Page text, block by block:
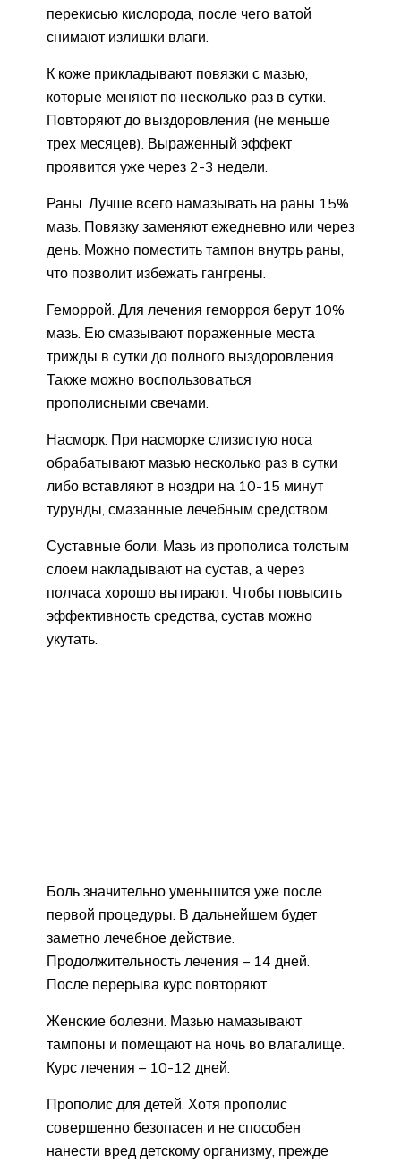
перекисью кислорода, после чего ватой
снимают излишки влаги.
К коже прикладывают повязки с мазью,
которые меняют по несколько раз в сутки.
Повторяют до выздоровления (не меньше
трех месяцев). Выраженный эффект
проявится уже через 2-3 недели.
Раны. Лучше всего намазывать на раны 15%
мазь. Повязку заменяют ежедневно или через
день. Можно поместить тампон внутрь раны,
что позволит избежать гангрены.
Геморрой. Для лечения геморроя берут 10%
мазь. Ею смазывают пораженные места
трижды в сутки до полного выздоровления.
Также можно воспользоваться
прополисными свечами.
Насморк. При насморке слизистую носа
обрабатывают мазью несколько раз в сутки
либо вставляют в ноздри на 10-15 минут
турунды, смазанные лечебным средством.
Суставные боли. Мазь из прополиса толстым
слоем накладывают на сустав, а через
полчаса хорошо вытирают. Чтобы повысить
эффективность средства, сустав можно
укутать.
Боль значительно уменьшится уже после
первой процедуры. В дальнейшем будет
заметно лечебное действие.
Продолжительность лечения – 14 дней.
После перерыва курс повторяют.
Женские болезни. Мазью намазывают
тампоны и помещают на ночь во влагалище.
Курс лечения – 10-12 дней.
Прополис для детей. Хотя прополис
совершенно безопасен и не способен
нанести вред детскому организму, прежде